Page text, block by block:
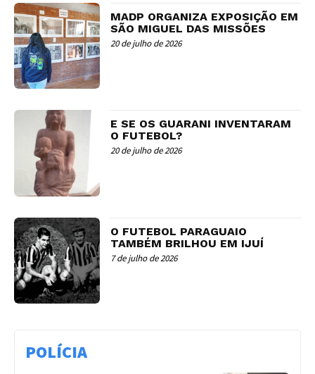
MADP ORGANIZA EXPOSIÇÃO EM
SÃO MIGUEL DAS MISSÕES
20 de julho de 2026
E SE OS GUARANI INVENTARAM
O FUTEBOL?
20 de julho de 2026
O FUTEBOL PARAGUAIO
TAMBÉM BRILHOU EM IJUÍ
7 de julho de 2026
POLÍCIA